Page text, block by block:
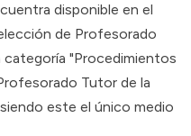
disponible en el
de Profesorado
categoría "Procedimientos
Tutor de la
este el único medio